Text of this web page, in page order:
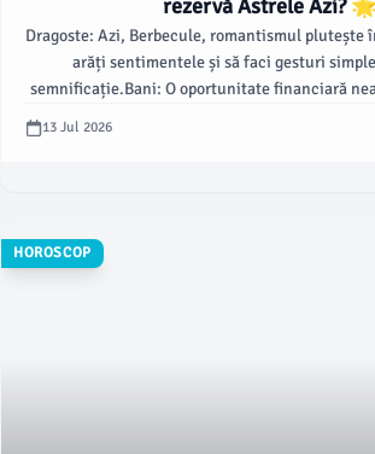
rezervă Astrele Azi? 🌟
Dragoste: Azi, Berbecule, romantismul plutește
arăți sentimentele și să faci gesturi
semnificație.Bani: O oportunitate financiară
13 Jul 2026
HOROSCOP